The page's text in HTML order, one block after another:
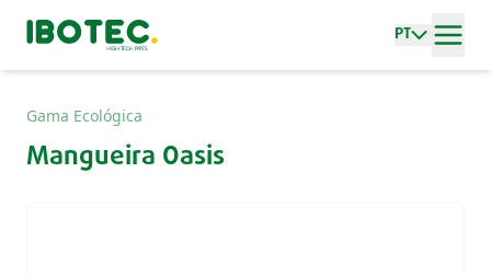
PT
Gama Ecológica
Mangueira Oasis